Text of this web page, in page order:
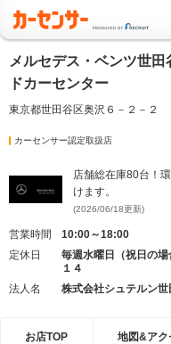
メルセデス・ベンツ世
ドカーセンター
東京都世田谷区奥沢６－２－２
カーセンサー認定取扱店
店舗総在庫80台！
けます。
(2026/06/18更新)
営業時間
10:00～18:00
定休日
毎週水曜日（祝日の
１４
法人名
株式会社シュテルン世
お店TOP 地図&アク